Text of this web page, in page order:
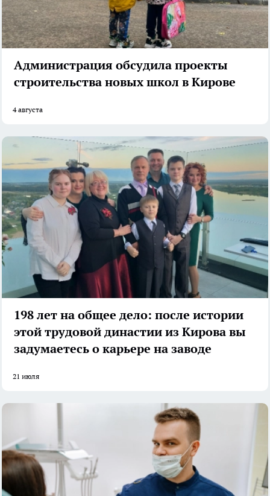
Администрация обсудила проекты
строительства новых школ в Кирове
4 августа
198 лет на общее дело: после истории
этой трудовой династии из Кирова вы
задумаетесь о карьере на заводе
21 июля